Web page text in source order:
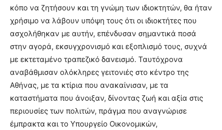
κόπο να ζητήσουν και τη γνώμη των ιδιοκτητών, θα ήταν
χρήσιμο να λάβουν υπόψη τους ότι οι ιδιοκτήτες που
ασχολήθηκαν με αυτήν, επένδυσαν σημαντικά ποσά
στην αγορά, εκσυγχρονισμό και εξοπλισμό τους, συχνά
με εκτεταμένο τραπεζικό δανεισμό. Ταυτόχρονα
αναβάθμισαν ολόκληρες γειτονιές στο κέντρο της
Αθήνας, με τα κτίρια που ανακαίνισαν, με τα
καταστήματα που άνοιξαν, δίνοντας ζωή και αξία στις
περιουσίες των πολιτών, πράγμα που αναγνώρισε
έμπρακτα και το Υπουργείο Οικονομικών,